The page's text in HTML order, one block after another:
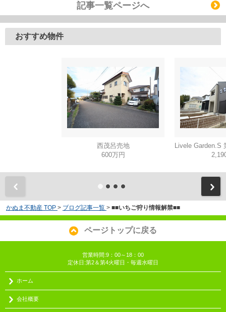
記事一覧ページへ
おすすめ物件
西茂呂売地
600万円
かぬま不動産 TOP > ブログ記事一覧 > ■■いちご狩り情報解禁■■
ページトップに戻る
営業時間:9：00～18：00
定休日:第2＆第4火曜日・毎週水曜日
ホーム
会社概要